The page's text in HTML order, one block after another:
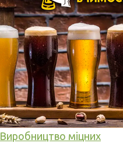
Виробництво міцних